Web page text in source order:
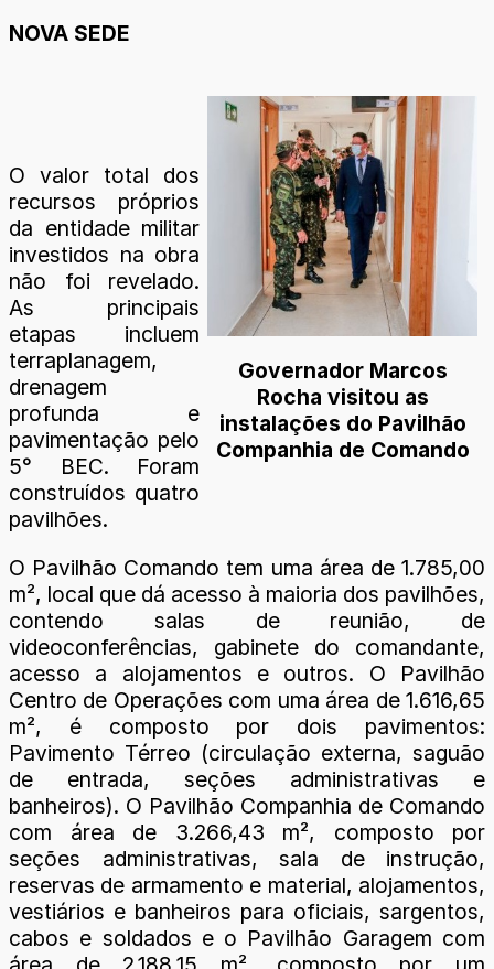
NOVA SEDE
Governador Marcos
Rocha visitou as
instalações do Pavilhão
Companhia de Comando
O valor total dos
recursos próprios
da entidade militar
investidos na obra
não foi revelado.
As principais
etapas incluem
terraplanagem,
drenagem
profunda e
pavimentação pelo
5° BEC. Foram
construídos quatro
pavilhões.
O Pavilhão Comando tem uma área de 1.785,00
m², local que dá acesso à maioria dos pavilhões,
contendo salas de reunião, de
videoconferências, gabinete do comandante,
acesso a alojamentos e outros. O Pavilhão
Centro de Operações com uma área de 1.616,65
m², é composto por dois pavimentos:
Pavimento Térreo (circulação externa, saguão
de entrada, seções administrativas e
banheiros). O Pavilhão Companhia de Comando
com área de 3.266,43 m², composto por
seções administrativas, sala de instrução,
reservas de armamento e material, alojamentos,
vestiários e banheiros para oficiais, sargentos,
cabos e soldados e o Pavilhão Garagem com